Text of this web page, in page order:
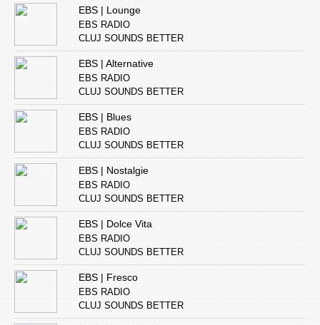
EBS | Lounge
EBS RADIO
CLUJ SOUNDS BETTER
EBS | Alternative
EBS RADIO
CLUJ SOUNDS BETTER
EBS | Blues
EBS RADIO
CLUJ SOUNDS BETTER
EBS | Nostalgie
EBS RADIO
CLUJ SOUNDS BETTER
EBS | Dolce Vita
EBS RADIO
CLUJ SOUNDS BETTER
EBS | Fresco
EBS RADIO
CLUJ SOUNDS BETTER